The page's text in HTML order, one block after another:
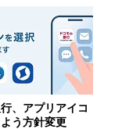
、アプリアイコ
よう方針変更